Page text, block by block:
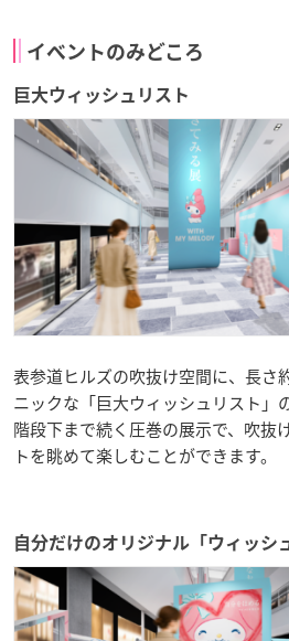
イベントのみどころ
巨大ウィッシュリスト
表参道ヒルズの吹抜け空間に、長
ニックな「巨大ウィッシュリスト」
階段下まで続く圧巻の展示で、吹抜
トを眺めて楽しむことができます。
自分だけのオリジナル「ウィッシ